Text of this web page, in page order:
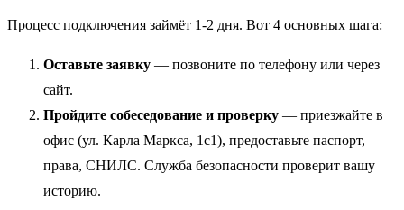
Процесс подключения займёт 1-2 дня. Вот 4 основных шага:
Оставьте заявку — позвоните по телефону или через
сайт.
Пройдите собеседование и проверку — приезжайте в
офис (ул. Карла Маркса, 1с1), предоставьте паспорт,
права, СНИЛС. Служба безопасности проверит вашу
историю.